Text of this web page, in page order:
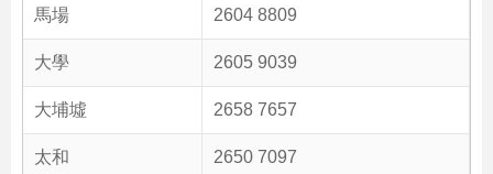
馬場 2604 8809
大學 2605 9039
大埔墟 2658 7657
太和 2650 7097